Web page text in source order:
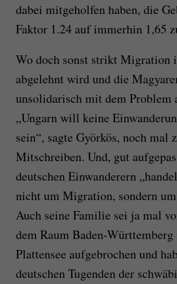
dabei mitgeholfen haben, die
Faktor 1.24 auf immerhin 1,65
Wo doch sonst strikt Migration
abgelehnt wird und die
unsolidarisch mit dem Problem
„Ungarn will keine
sein“, sagte Györkös, noch mal
Mitschreiben. Und, gut
deutschen Einwanderern
nicht um Migration, sondern
Auch seine Familie sei ja mal
dem Raum Baden-
Plattensee aufgebrochen und
deutschen Tugenden der